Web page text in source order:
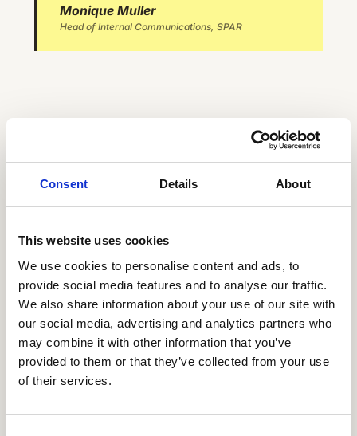
Consent Details About
This website uses cookies
We use cookies to personalise content and ads, to
provide social media features and to analyse our traffic.
We also share information about your use of our site with
our social media, advertising and analytics partners who
may combine it with other information that you’ve
provided to them or that they’ve collected from your use
of their services.
Monique Muller
Head of Internal Communications, SPAR
Klaar om een ongekend
boeiende employee
experience te creëren?
Plan een demo